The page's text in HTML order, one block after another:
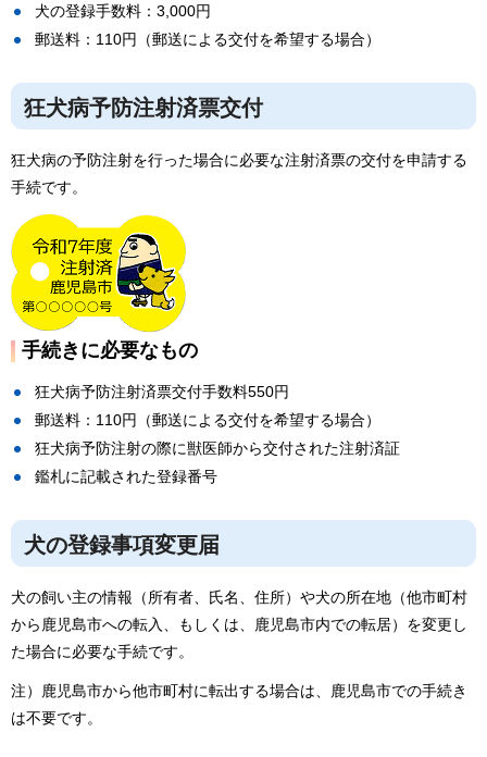
犬の登録手数料：3,000円
郵送料：110円（郵送による交付を希望する場合）
狂犬病予防注射済票交付
狂犬病の予防注射を行った場合に必要な注射済票の交付を申請する
手続です。
手続きに必要なもの
狂犬病予防注射済票交付手数料550円
郵送料：110円（郵送による交付を希望する場合）
狂犬病予防注射の際に獣医師から交付された注射済証
鑑札に記載された登録番号
犬の登録事項変更届
犬の飼い主の情報（所有者、氏名、住所）や犬の所在地（他市町村
から鹿児島市への転入、もしくは、鹿児島市内での転居）を変更し
た場合に必要な手続です。
注）鹿児島市から他市町村に転出する場合は、鹿児島市での手続き
は不要です。